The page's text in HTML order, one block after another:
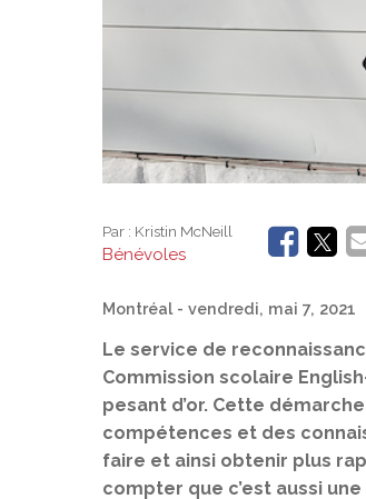
Par : Kristin McNeill
Bénévoles
Montréal - vendredi, mai 7, 2021
Le service de
Commission scolaire
pesant d’or. Cette
compétences et des
faire et ainsi obtenir plus
compter que c’est aussi